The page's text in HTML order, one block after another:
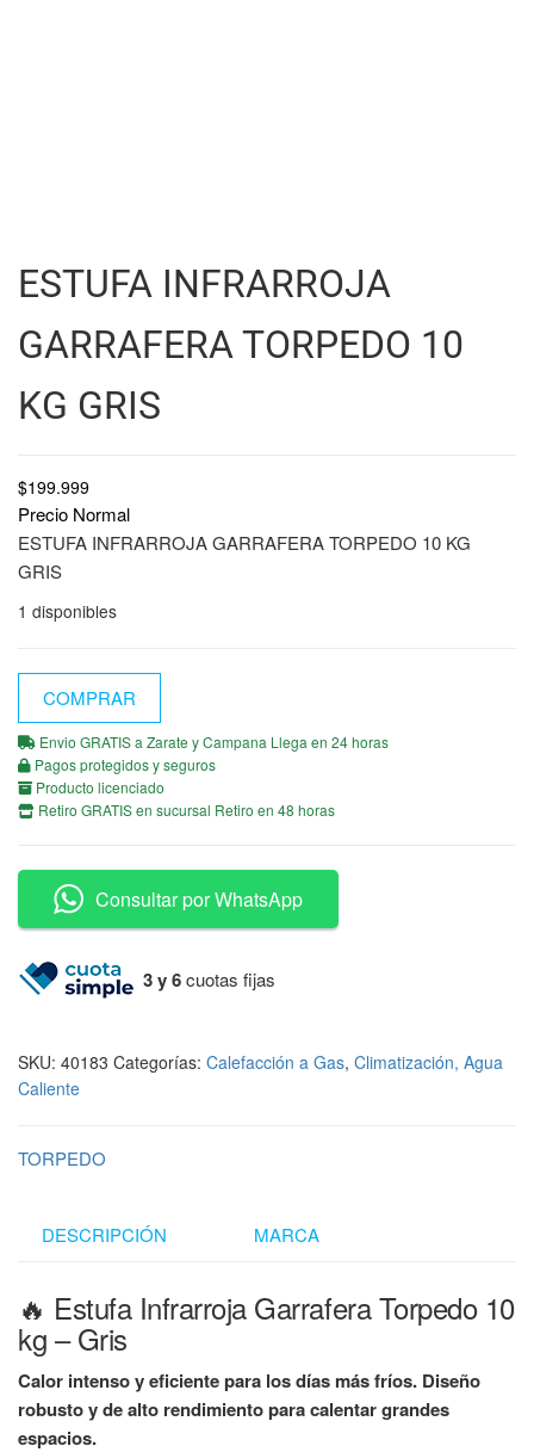
ESTUFA INFRARROJA
GARRAFERA TORPEDO 10
KG GRIS
$199.999
Precio Normal
ESTUFA INFRARROJA GARRAFERA TORPEDO 10 KG
GRIS
1 disponibles
COMPRAR
Envio GRATIS a Zarate y Campana Llega en 24 horas
Pagos protegidos y seguros
Producto licenciado
Retiro GRATIS en sucursal Retiro en 48 horas
Consultar por WhatsApp
3 y 6cuotas fijas
SKU: 40183 Categorías: Calefacción a Gas, Climatización, Agua
Caliente
TORPEDO
DESCRIPCIÓN MARCA
🔥 Estufa Infrarroja Garrafera Torpedo 10
kg – Gris
Calor intenso y eficiente para los días más fríos. Diseño
robusto y de alto rendimiento para calentar grandes
espacios.